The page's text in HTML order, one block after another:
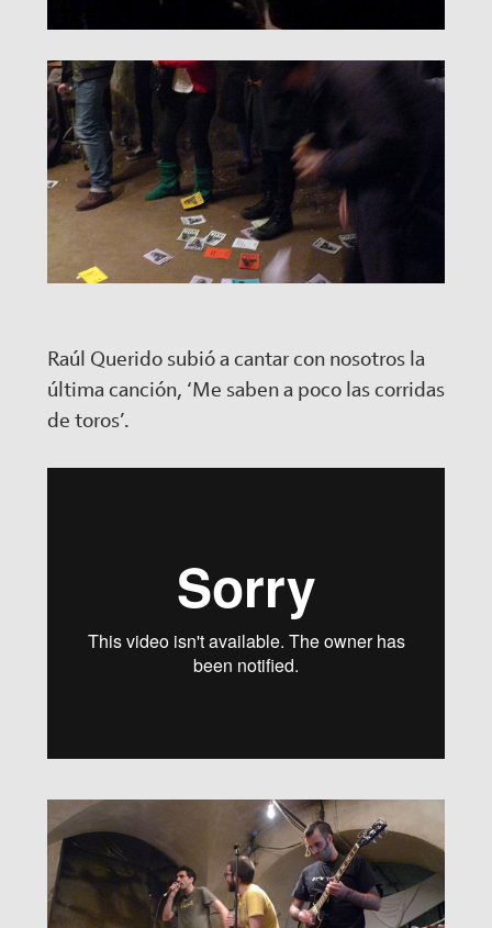
Raúl Querido subió a cantar con nosotros la
última canción, ‘Me saben a poco las corridas
de toros’.